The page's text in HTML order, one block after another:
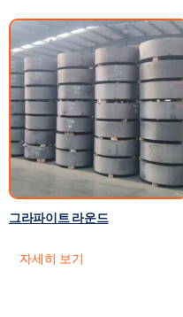
그라파이트 라운드
자세히 보기